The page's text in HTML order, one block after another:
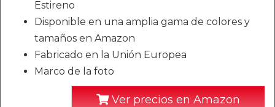
Estireno
Disponible en una amplia gama de colores y
tamaños en Amazon
Fabricado en la Unión Europea
Marco de la foto
Ver precios en Amazon